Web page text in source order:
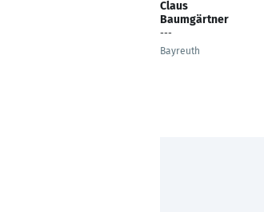
Claus
Baumgärtner
---
Bayreuth